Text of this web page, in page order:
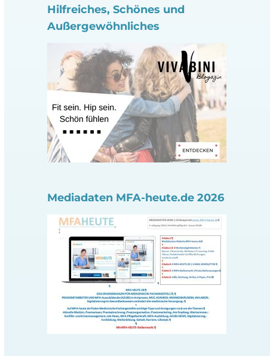
Hilfreiches, Schönes und
Außergewöhnliches
Mediadaten MFA-heute.de 2026